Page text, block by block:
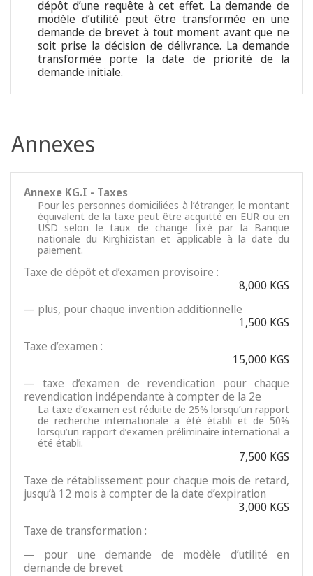
dépôt d’une requête à cet effet. La demande de
modèle d’utilité peut être transformée en une
demande de brevet à tout moment avant que ne
soit prise la décision de délivrance. La demande
transformée porte la date de priorité de la
demande initiale.
Annexes
Annexe KG.I - Taxes
Pour les personnes domiciliées à l’étranger, le montant
équivalent de la taxe peut être acquitté en EUR ou en
USD selon le taux de change fixé par la Banque
nationale du Kirghizistan et applicable à la date du
paiement.
Taxe de dépôt et d’examen provisoire :
8,000 KGS
— plus, pour chaque invention additionnelle
1,500 KGS
Taxe d’examen :
15,000 KGS
— taxe d’examen de revendication pour chaque
revendication indépendante à compter de la 2e
La taxe d’examen est réduite de 25% lorsqu’un rapport
de recherche internationale a été établi et de 50%
lorsqu’un rapport d’examen préliminaire international a
été établi.
7,500 KGS
Taxe de rétablissement pour chaque mois de retard,
jusqu’à 12 mois à compter de la date d’expiration
3,000 KGS
Taxe de transformation :
— pour une demande de modèle d’utilité en
demande de brevet